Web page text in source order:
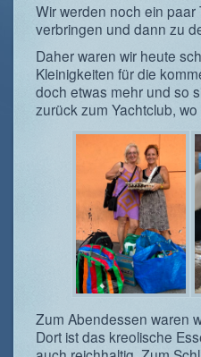
Wir werden noch ein
verbringen und dann zu
Daher waren wir heute
Kleinigkeiten für die
doch etwas mehr und so
zurück zum Yachtclub, wo
Zum Abendessen waren
Dort ist das kreolische